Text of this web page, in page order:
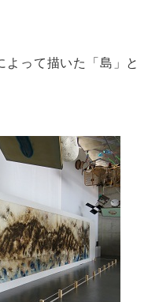
って描いた「島」と